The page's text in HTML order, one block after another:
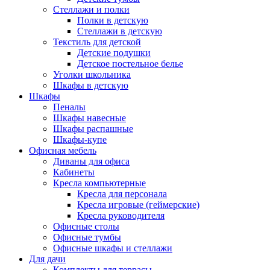
Стеллажи и полки
Полки в детскую
Стеллажи в детскую
Текстиль для детской
Детские подушки
Детское постельное белье
Уголки школьника
Шкафы в детскую
Шкафы
Пеналы
Шкафы навесные
Шкафы распашные
Шкафы-купе
Офисная мебель
Диваны для офиса
Кабинеты
Кресла компьютерные
Кресла для персонала
Кресла игровые (геймерские)
Кресла руководителя
Офисные столы
Офисные тумбы
Офисные шкафы и стеллажи
Для дачи